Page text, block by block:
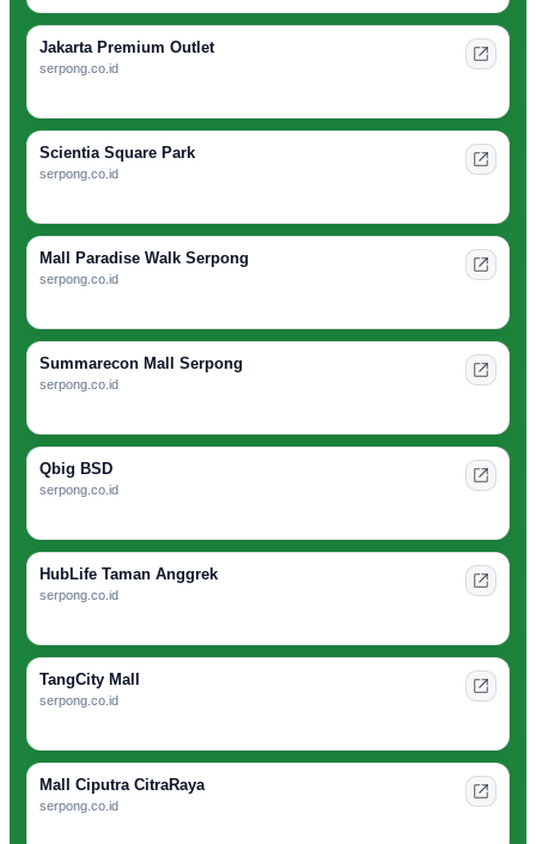
Jakarta Premium Outlet
serpong.co.id
Scientia Square Park
serpong.co.id
Mall Paradise Walk Serpong
serpong.co.id
Summarecon Mall Serpong
serpong.co.id
Qbig BSD
serpong.co.id
HubLife Taman Anggrek
serpong.co.id
TangCity Mall
serpong.co.id
Mall Ciputra CitraRaya
serpong.co.id